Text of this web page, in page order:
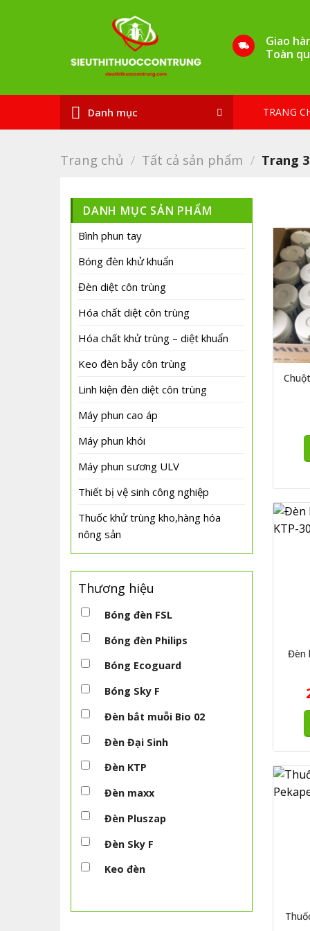
Giao
Toàn
Danh mục TRANG
Trang chủ / Tất cả sản phẩm / Trang 3
DANH MỤC SẢN PHẨM
Bình phun tay
Bóng đèn khử khuẩn
Đèn diệt côn trùng
Hóa chất diệt côn trùng
Hóa chất khử trùng – diệt khuẩn
Keo đèn bẫy côn trùng
Linh kiện đèn diệt côn trùng
Máy phun cao áp
Máy phun khói
Máy phun sương ULV
Thiết bị vệ sinh công nghiệp
Thuốc khử trùng kho,hàng hóa
nông sản
Thương hiệu
Bóng đèn FSL
Bóng đèn Philips
Bóng Ecoguard
Bóng Sky F
Đèn bắt muỗi Bio 02
Đèn Đại Sinh
Đèn KTP
Đèn maxx
Đèn Pluszap
Đèn Sky F
Keo đèn
Đèn